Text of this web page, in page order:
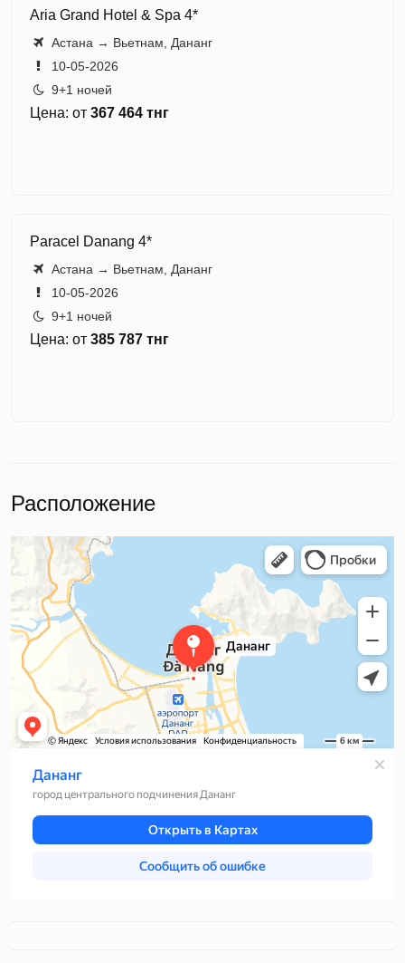
Aria Grand Hotel & Spa 4*
Астана → Вьетнам, Дананг
10-05-2026
9+1 ночей
Цена: от 367 464 тнг
Paracel Danang 4*
Астана → Вьетнам, Дананг
10-05-2026
9+1 ночей
Цена: от 385 787 тнг
Расположение
Дананг — Яндекс Карты